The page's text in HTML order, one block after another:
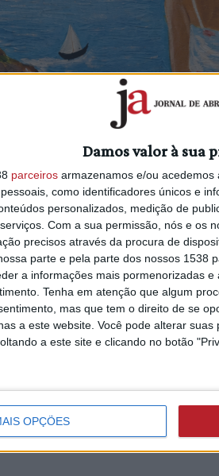
Damos valor à sua
parceiros armazenamos e/ou
como identificadores únicos e
personalizados, medição de
Com a sua permissão, nós e os
precisos através da procura de
parte e pela parte dos nossos 1538
a informações mais pormenorizadas
Tenha em atenção que algum
mas que tem o direito de se
a este website. Você pode alterar
a este site e clicando no botão
OPÇÕES
de Rei, está a receber, até ao dia
desde os seis anos, aulas de
já exposições efetuadas na
da Sertã e Museu Municipal de
algumas com aplicação de gesso
‘O Início’ podem ser
18h00, de 1 a 30 de junho.